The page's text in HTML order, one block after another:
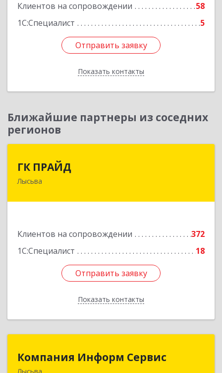
Клиентов на сопровождении
58
1С:Специалист
5
Отправить заявку
Показать контакты
Отправить заявку
Назад
Ближайшие партнеры из соседних
регионов
ГК ПРАЙД
Лысьва
Клиентов на сопровождении
372
1С:Специалист
18
Отправить заявку
Показать контакты
618909, Пермский край, Лысьва г, Репина ул,
Отправить заявку
Назад
Компания Информ Сервис
Лысьва
Компания Информ Сервис